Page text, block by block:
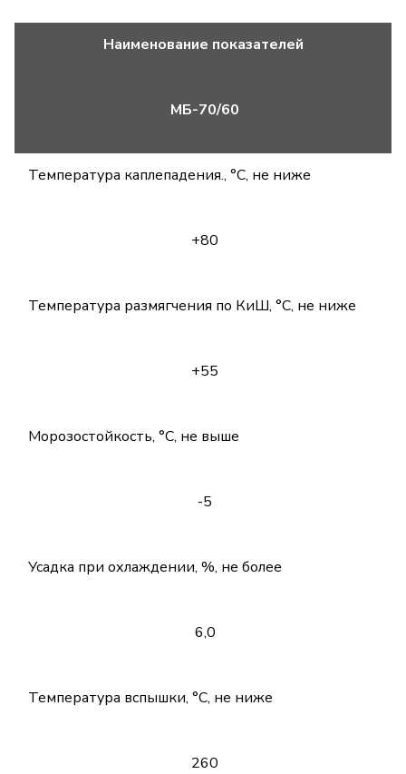
Наименование показателей
МБ-70/60
Температура каплепадения., °С, не ниже
+80
Температура размягчения по КиШ, °С, не ниже
+55
Морозостойкость, °С, не выше
-5
Усадка при охлаждении, %, не более
6,0
Температура вспышки, °С, не ниже
260